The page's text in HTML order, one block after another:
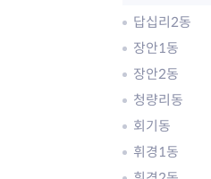
직거래장터쇼핑몰
자전거
주차장
우회전알리미
답십리2동
장안1동
장안2동
청량리동
회기동
휘경1동